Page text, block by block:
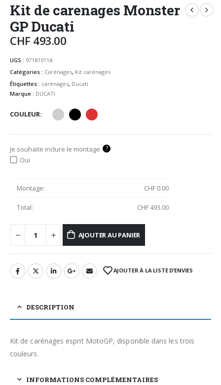
Kit de carenages Monster
GP Ducati
CHF 493.00
UGS : 97181011A
Catégories : Carénages, Kit carénages
Étiquettes : carénages, Ducati
Marque : DUCATI
COULEUR
Je souhaite inclure le montage ?
Oui
Montage: CHF 0.00
Total: CHF493.00
AJOUTER AU PANIER
AJOUTER À LA LISTE D’ENVIES
DESCRIPTION
Kit de carénages esprit MotoGP, disponible dans les trois
couleurs.
INFORMATIONS COMPLÉMENTAIRES